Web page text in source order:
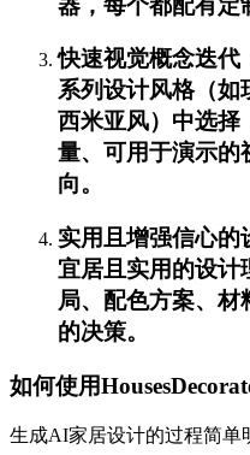
快速视觉概念迭代
系列设计风格（如
西米亚风）中选择
量、可用于演示的
向。
实用且增强信心的
宜居且实用的设计
局、配色方案、
的决策。
如何使用
生成AI家居设计的过程简单